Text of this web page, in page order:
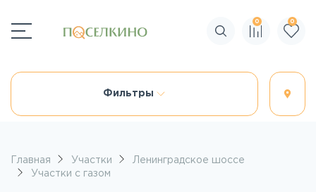
Поиск по сайту
0 0
Фильтры
Главная Участки
Ленинградское шоссе
Участки с газом